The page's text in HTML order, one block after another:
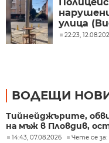
улица
22:23,
ВОДЕЩИ
Тийнейджърите,
на мъж в Пловдив,
14:43, 07.08.2026 Чете се за: